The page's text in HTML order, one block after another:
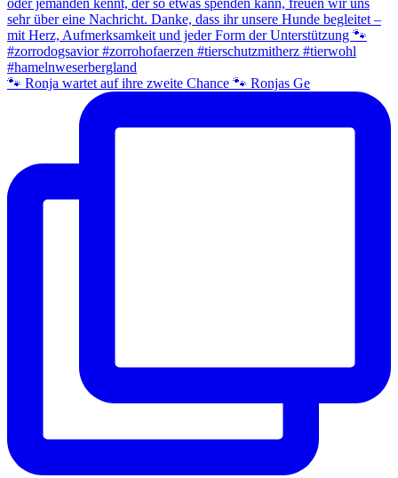
🐾 Ronja wartet auf ihre zweite Chance 🐾 Ronjas Ge